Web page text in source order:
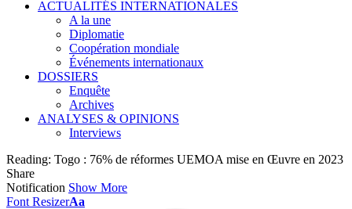
ACTUALITÉS INTERNATIONALES
A la une
Diplomatie
Coopération mondiale
Événements internationaux
DOSSIERS
Enquête
Archives
ANALYSES & OPINIONS
Interviews
Reading: Togo : 76% de réformes UEMOA mise en Œuvre en 2023
Share
Notification Show More
Font ResizerAa